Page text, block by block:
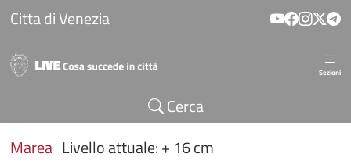
Salta al contenuto principale
Citta di Venezia
Sezioni
Cerca
Marea Livello attuale: + 16 cm